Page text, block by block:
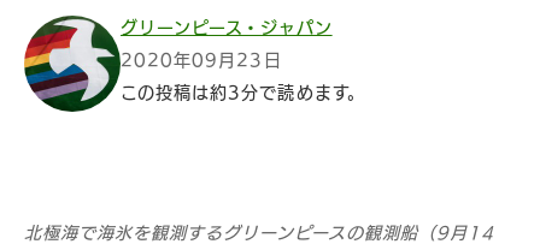
グリーンピース・ジャパン
2020年09月23日
この投稿は約3分で読めます。
北極海で海氷を観測するグリーンピースの観測船（9月14